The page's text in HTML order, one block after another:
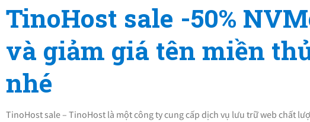
TinoHost sale -50%
và giảm giá tên miền
nhé
TinoHost sale – TinoHost là một công ty cung cấp dịch vụ lưu trữ web chất